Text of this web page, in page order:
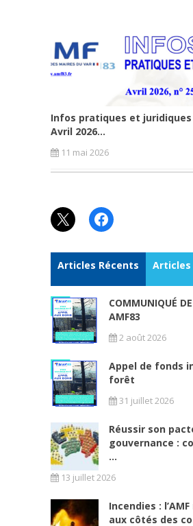
Infos pratiques et juridiques
Avril 2026...
11 mai 2026
X Facebook
Articles Récents Articles
COMMUNIQUÉ DE
AMF83
2 août 2026
Appel de fonds
forêt
31 juillet 2026
Réussir son
gouvernance :
...
13 juillet 2026
Incendies :
aux côtés des